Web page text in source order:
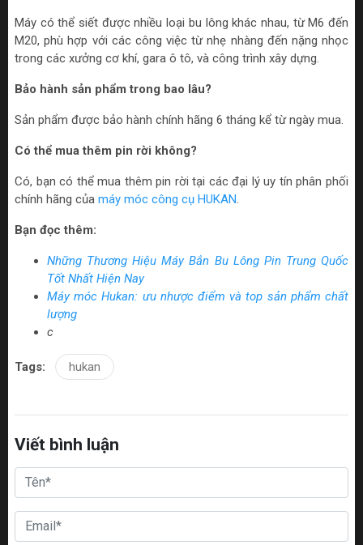
Máy có thể siết được nhiều loại bu lông khác nhau, từ M6 đến
M20, phù hợp với các công việc từ nhẹ nhàng đến nặng nhọc
trong các xưởng cơ khí, gara ô tô, và công trình xây dựng.
Bảo hành sản phẩm trong bao lâu?
Sản phẩm được bảo hành chính hãng 6 tháng kể từ ngày mua.
Có thể mua thêm pin rời không?
Có, bạn có thể mua thêm pin rời tại các đại lý uy tín phân phối
chính hãng của máy móc công cụ HUKAN.
Bạn đọc thêm:
Những Thương Hiệu Máy Bắn Bu Lông Pin Trung Quốc
Tốt Nhất Hiện Nay
Máy móc Hukan: ưu nhược điểm và top sản phẩm chất
lượng
c
Tags: hukan
Viết bình luận